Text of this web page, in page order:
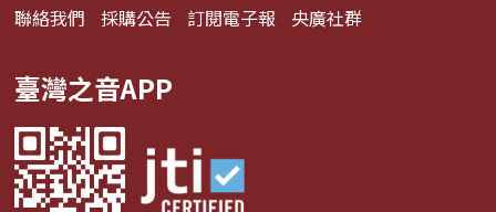
聯絡我們 採購公告 訂閱電子報 央廣社群
臺灣之音APP